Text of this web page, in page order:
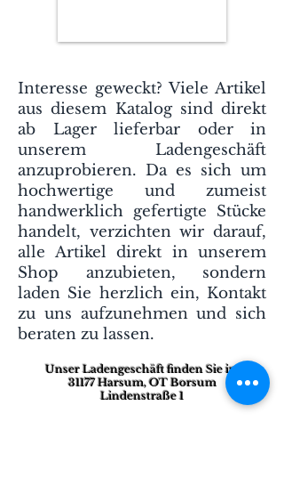
Interesse geweckt? Viele Artikel
aus diesem Katalog sind direkt
ab Lager lieferbar oder in
unserem Ladengeschäft
anzuprobieren. Da es sich um
hochwertige und zumeist
handwerklich gefertigte Stücke
handelt, verzichten wir darauf,
alle Artikel direkt in unserem
Shop anzubieten, sondern
laden Sie herzlich ein, Kontakt
zu uns aufzunehmen und sich
beraten zu lassen.
Unser Ladengeschäft finden Sie in:
31177 Harsum, OT Borsum
Lindenstraße 1